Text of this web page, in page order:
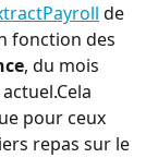
de
fonction des
, du mois
pour ceux
repas sur le